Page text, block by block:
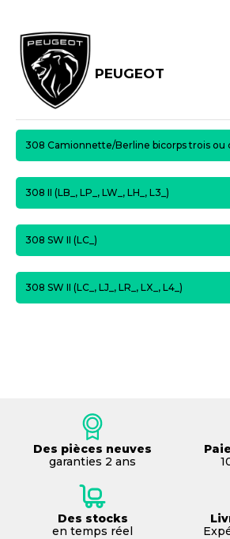
PEUGEOT
308 Camionnette/Berline bicorps trois ou
308 II (LB_, LP_, LW_, LH_, L3_)
308 SW II (LC_)
308 SW II (LC_, LJ_, LR_, LX_, L4_)
Des pièces neuves
garanties 2 ans
Des stocks
en temps réel